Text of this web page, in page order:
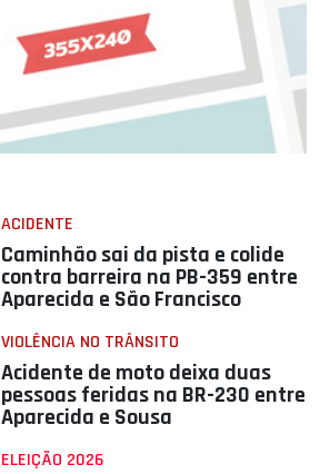
ACIDENTE
Caminhão sai da pista e colide
contra barreira na PB-359 entre
Aparecida e São Francisco
VIOLÊNCIA NO TRÂNSITO
Acidente de moto deixa duas
pessoas feridas na BR-230 entre
Aparecida e Sousa
ELEIÇÃO 2026